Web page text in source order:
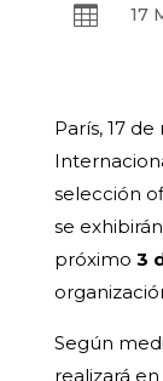
 17
París, 17
selección
se
próximo 3
Según
realizará